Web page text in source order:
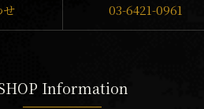
せ 03-6421-0961
Information